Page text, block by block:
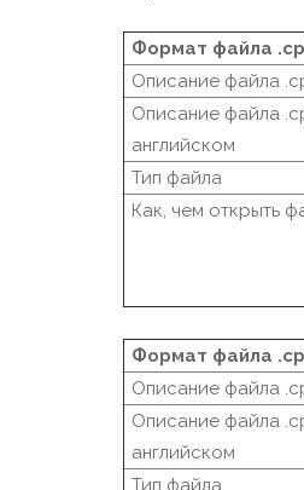
Формат файла
Описание файла
Описание файла
английском
Тип файла
Как, чем открыть
Формат файла
Описание файла
Описание файла
английском
Тип файла